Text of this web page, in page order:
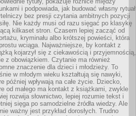
i podpowiada, jak budować własny rytuał
bez presji czytania ambitnych pozycji
Nie każdy musi od razu sięgać po klasykę
kilkaset stron. Czasem lepiej zacząć od
kryminału albo krótszej powieści, która
wciąga. Najważniejsze, by kontakt z
kojarzył się z ciekawością i przyjemnością,
z obowiązkiem. Czytanie ma również
znaczenie dla dzieci i młodzieży. To
w młodym wieku kształtują się nawyki,
później wpływają na całe życie. Dziecko,
od małego ma kontakt z książkami, zwykle
rozwija słownictwo, lepiej rozumie tekst i
sięga po samodzielne źródła wiedzy. Ale
ważny jest przykład dorosłych. Trudno